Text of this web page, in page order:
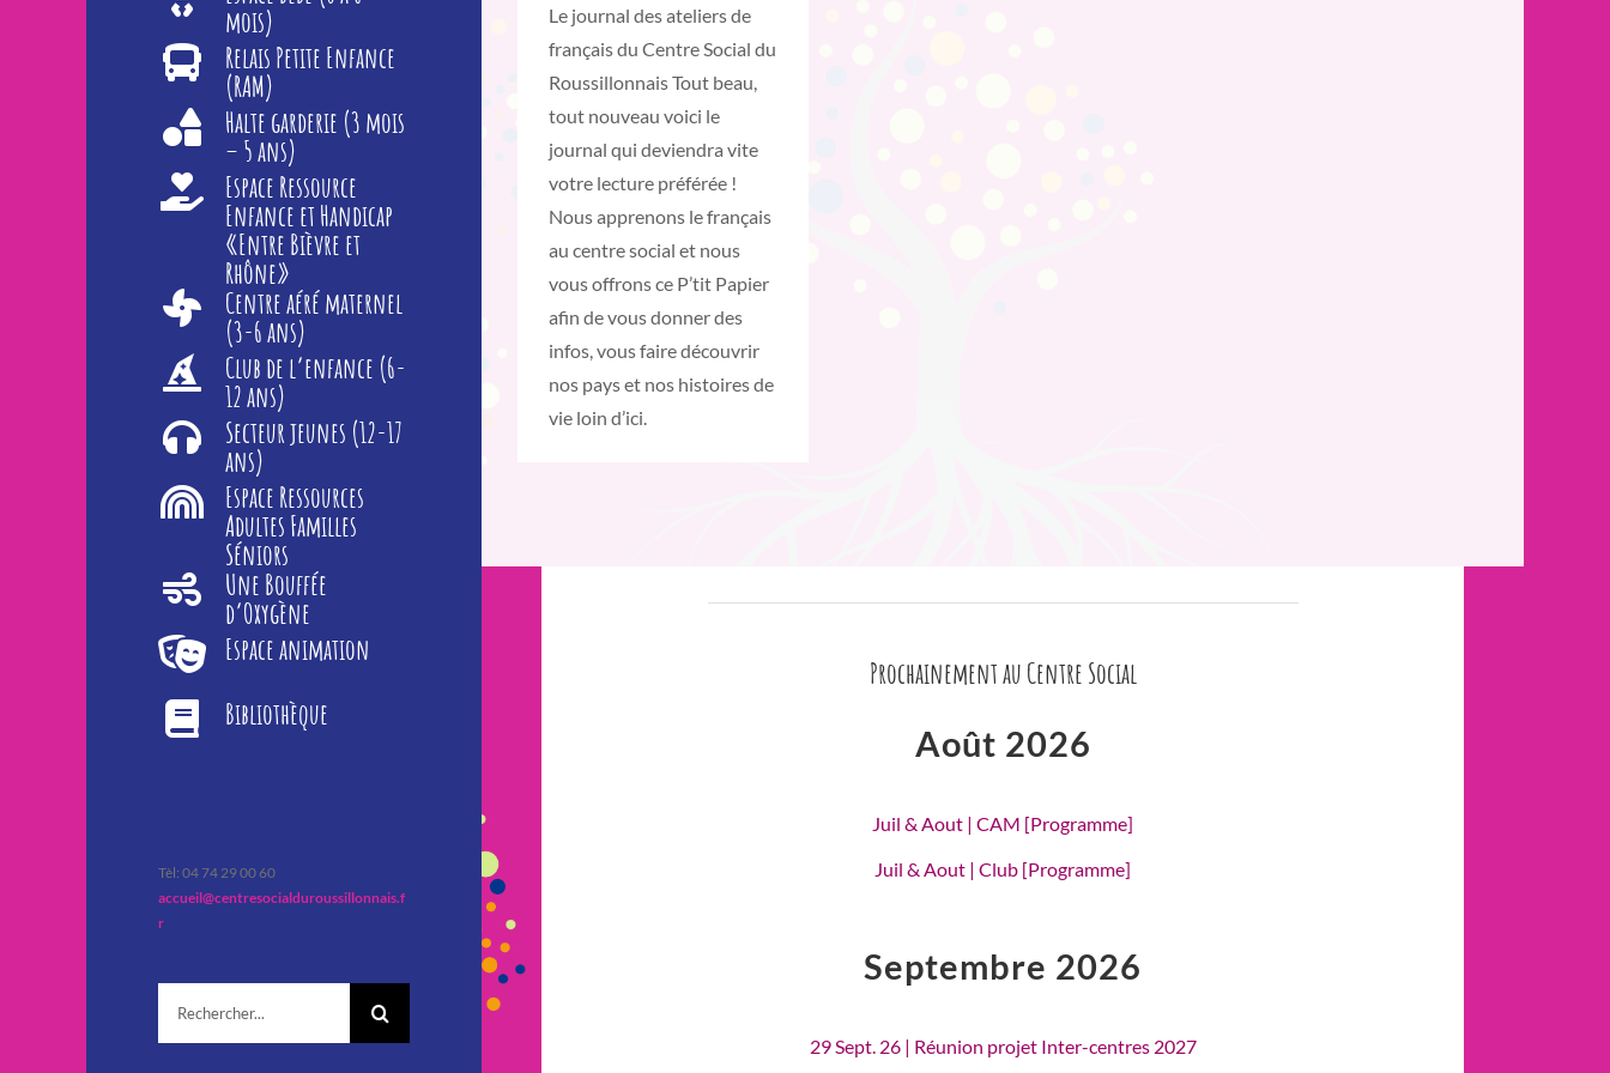
mois)
Relais Petite Enfance
(RAM)
Halte garderie (3 mois
– 5 ans)
Espace Ressource
Enfance et Handicap
«Entre Bièvre et
Rhône»
Centre aéré maternel
(3-6 ans)
Club de l’enfance (6-
12 ans)
Secteur jeunes (12-17
ans)
Espace Ressources
Adultes Familles
Séniors
Une Bouffée
d’Oxygène
Espace animation
Bibliothèque
Tèl: 04 74 29 00 60
accueil@centresocialduroussillonnais.f
r
Le journal des ateliers de
français du Centre Social du
Roussillonnais Tout beau,
tout nouveau voici le
journal qui deviendra vite
votre lecture préférée !
Nous apprenons le français
au centre social et nous
vous offrons ce P’tit Papier
afin de vous donner des
infos, vous faire découvrir
nos pays et nos histoires de
vie loin d’ici.
Prochainement au Centre Social
Août 2026
Juil & Aout | CAM [Programme]
Juil & Aout | Club [Programme]
Septembre 2026
29 Sept. 26 | Réunion projet Inter-centres 2027